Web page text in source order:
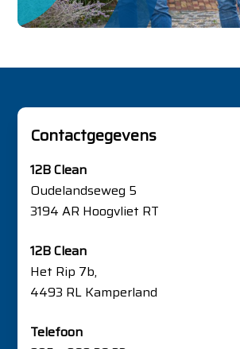
Contactgegevens
12B Clean
Oudelandseweg 5
3194 AR Hoogvliet RT
12B Clean
Het Rip 7b,
4493 RL Kamperland
Telefoon